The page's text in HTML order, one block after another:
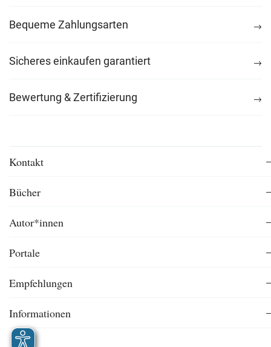
Bequeme Zahlungsarten
Sicheres einkaufen garantiert
Bewertung & Zertifizierung
Kontakt
Bücher
Autor*innen
Portale
Empfehlungen
Informationen